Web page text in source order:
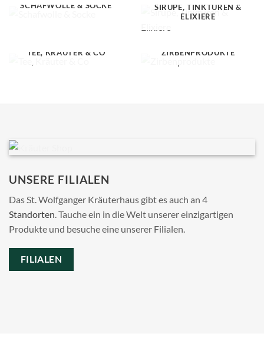
SCHAFWOLLE & SOCKE
SIRUPE, TINKTUREN &
ELIXIERE
TEE, KRÄUTER & CO ZIRBENPRODUKTE
UNSERE FILIALEN
Das St. Wolfganger Kräuterhaus gibt es auch an 4
Standorten . Tauche ein in die Welt unserer einzigartigen
Produkte und besuche eine unserer Filialen.
FILIALEN